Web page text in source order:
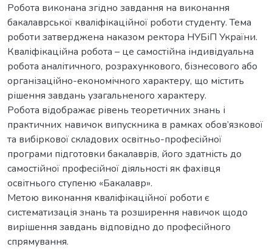
Робота виконана згідно завдання на виконання
бакалаврської кваліфікаційної роботи студенту. Тема
роботи затверджена наказом ректора НУБіП України.
Кваліфікаційна робота – це самостійна індивідуальна
робота аналітичного, розрахункового, бізнесового або
організаційно-економічного характеру, що містить
рішення завдань узагальненого характеру.
Робота відображає рівень теоретичних знань і
практичних навичок випускника в рамках обов’язкової
та вибіркової складових освітньо-професійної
програми підготовки бакалаврів, його здатність до
самостійної професійної діяльності як фахівця
освітнього ступеню «Бакалавр».
Метою виконання кваліфікаційної роботи є
систематизація знань та розширення навичок щодо
вирішення завдань відповідно до професійного
спрямування.